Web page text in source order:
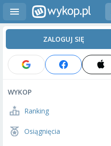
ZALOGUJ SIĘ
WYKOP
Ranking
Osiągnięcia